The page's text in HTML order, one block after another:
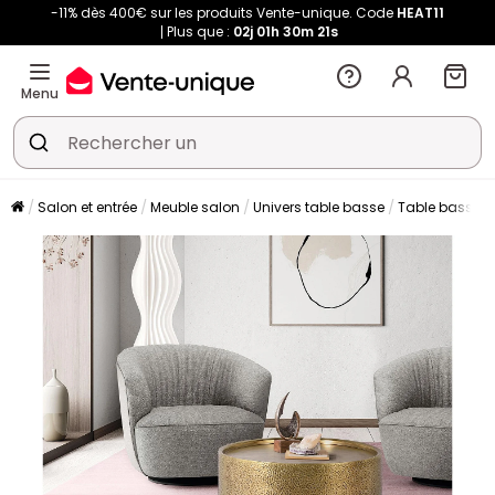
-11% dès 400€ sur les produits Vente-unique. Code HEAT11
Plus que : 02j 01h 30m 21s
Menu
Salon et entrée Meuble salon Univers table basse Table basse